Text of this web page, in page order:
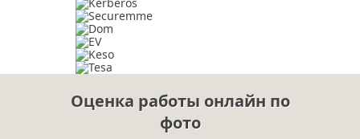
Оценка работы онлайн по
фото